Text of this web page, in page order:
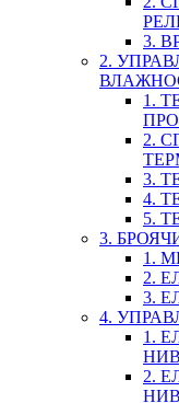
3.
2.
1.
2.
3.
4.
5.
3.
1.
2.
3.
4.
1.
2.